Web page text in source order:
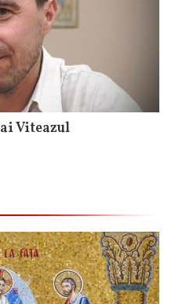
Viteazul